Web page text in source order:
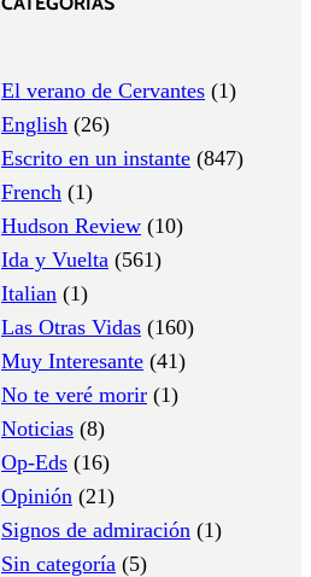
El verano de Cervantes (1)
English (26)
Escrito en un instante (847)
French (1)
Hudson Review (10)
Ida y Vuelta (561)
Italian (1)
Las Otras Vidas (160)
Muy Interesante (41)
No te veré morir (1)
Noticias (8)
Op-Eds (16)
Opinión (21)
Signos de admiración (1)
Sin categoría (5)